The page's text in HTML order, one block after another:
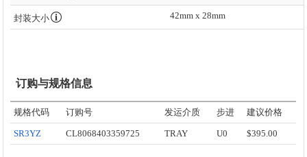
封装大小 42mm x 28mm
订购与规格信息
规格代码 订购号 发运介质 步进 建议价格
SR3YZ CL8068403359725 TRAY U0 $395.00